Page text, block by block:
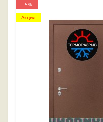
-5%
Акция